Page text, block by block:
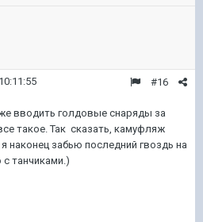
#16
вводить голдовые снаряды за
такое. Так сказать, камуфляж
наконец забью последний гвоздь на
танчиками.)